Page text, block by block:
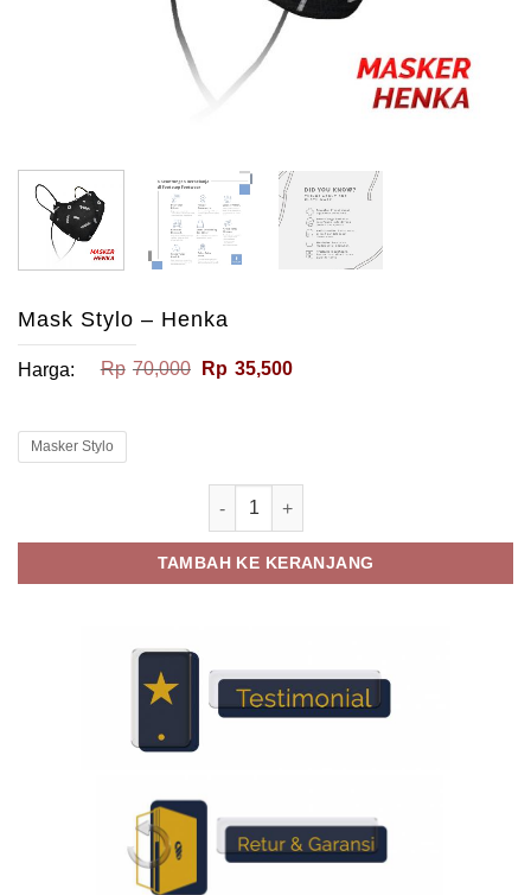
Mask Stylo – Henka
Harga: Rp 70,000 Harga
Rp 35,500Harga
Masker Stylo
Kuantitas Mask Stylo - Henka
TAMBAH KE KERANJANG